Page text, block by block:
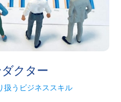
クター
扱うビジネススキル